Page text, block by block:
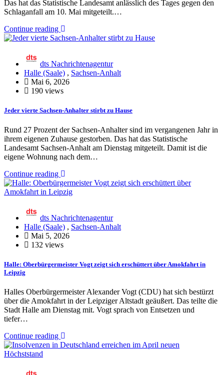
Das hat das Statistische Landesamt anlässlich des Tages gegen den
Schlaganfall am 10. Mai mitgeteilt.…
Continue reading
dts Nachrichtenagentur
Halle (Saale) , Sachsen-Anhalt
Mai 6, 2026
190 views
Jeder vierte Sachsen-Anhalter stirbt zu Hause
Rund 27 Prozent der Sachsen-Anhalter sind im vergangenen Jahr in
ihrem eigenen Zuhause gestorben. Das hat das Statistische
Landesamt Sachsen-Anhalt am Dienstag mitgeteilt. Damit ist die
eigene Wohnung nach dem…
Continue reading
dts Nachrichtenagentur
Halle (Saale) , Sachsen-Anhalt
Mai 5, 2026
132 views
Halle: Oberbürgermeister Vogt zeigt sich erschüttert über Amokfahrt in
Leipzig
Halles Oberbürgermeister Alexander Vogt (CDU) hat sich bestürzt
über die Amokfahrt in der Leipziger Altstadt geäußert. Das teilte die
Stadt Halle am Dienstag mit. Vogt sprach von Entsetzen und
tiefer…
Continue reading